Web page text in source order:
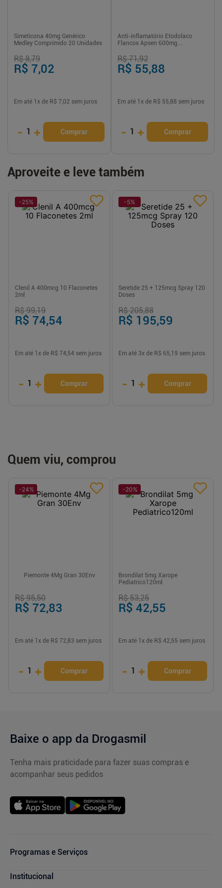
Simeticona 40mg Genérico
Medley Comprimido 20 Unidades
R$ 8,79
R$ 7,02
Em até 1 x de R$ 7,02 sem juros
- 1 + Comprar
Anti-inflamatório Etodolaco
Flancox Apsen 600mg
R$ 71,92
R$ 55,88
Em até 1 x de R$ 55,88 sem juros
- 1 + Comprar
Aproveite e leve também
-25%
Clenil A 400mcg 10 Flaconetes
2ml
R$ 99,19
R$ 74,54
Em até 1 x de R$ 74,54 sem juros
- 1 + Comprar
-5%
Seretide 25 + 125mcg Spray 120
Doses
R$ 205,88
R$ 195,59
Em até 3x de R$ 65,19 sem juros
- 1 + Comprar
Quem viu, comprou
-24%
Piemonte 4Mg Gran 30Env
R$ 95,50
R$ 72,83
Em até 1 x de R$ 72,83 sem juros
- 1 + Comprar
-20%
Brondilat 5mg Xarope
Pediatrico120ml
R$ 53,25
R$ 42,55
Em até 1 x de R$ 42,55 sem juros
- 1 + Comprar
Baixe o app da Drogasmil
Tenha mais praticidade para fazer suas compras e
acompanhar seus pedidos
Programas e Serviços
Cupons de Desconto
Institucional